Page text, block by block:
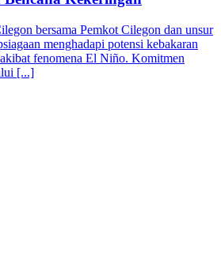
bersama Pemkot Cilegon dan unsur
menghadapi potensi kebakaran
fenomena El Niño. Komitmen
[...]